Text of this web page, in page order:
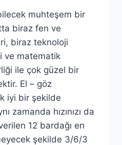
muhteşem bir
biraz fen ve
biraz teknoloji
ve matematik
ile çok güzel bir
El – göz
iyi bir şekilde
zamanda hızınızı da
12 bardağı en
şekilde 3/6/3